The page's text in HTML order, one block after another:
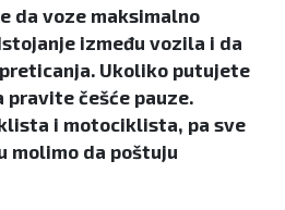
da voze maksimalno
između vozila i da
Ukoliko putujete
pravite češće pauze.
i motociklista, pa sve
molimo da poštuju